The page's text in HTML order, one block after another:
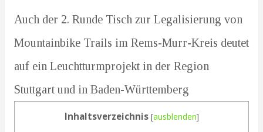
Auch der 2. Runde Tisch zur Legalisierung von
Mountainbike Trails im Rems-Murr-Kreis deutet
auf ein Leuchtturmprojekt in der Region
Stuttgart und in Baden-Württemberg
Inhaltsverzeichnis [ausblenden]